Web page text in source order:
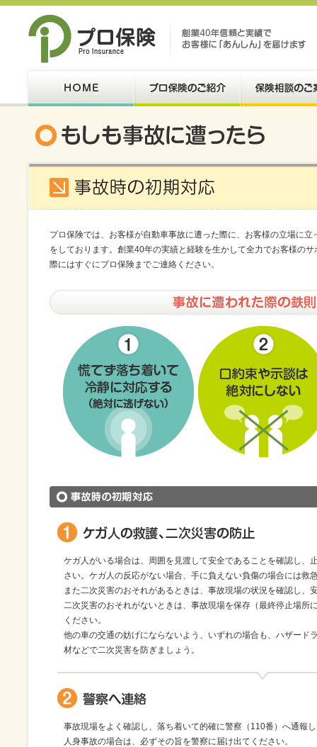
プロ保険では、お客様が自動車事故に遭った際に、お客様の立場に
をしております。創業40年の実績と経験を生かして全力でお客様の
際にはすぐにプロ保険までご連絡ください。
ケガ人がいる場合は、周囲を見渡して安全であることを確認し、
さい。ケガ人の反応がない場合、手に負えない負傷の場合には救
また二次災害のおそれがあるときは、事故現場の状況を確認し、
二次災害のおそれがないときは、事故現場を保存（最終停止場所
ください。
他の車の交通の妨げにならないよう、いずれの場合も、ハザード
材などで二次災害を防ぎましょう。
事故現場をよく確認し、落ち着いて的確に警察（110番）へ通報
人身事故の場合は、必ずその旨を警察に届け出てください。